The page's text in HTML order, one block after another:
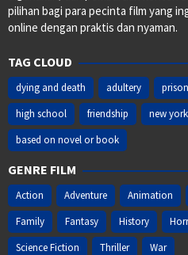
pilihan bagi para pecinta film yang
online dengan praktis dan nyaman.
TAG CLOUD
dying and death adultery prison
high school
friendship new
based on novel or book
GENRE FILM
Action Adventure Animation
Family
Fantasy History
Science Fiction
Thriller War